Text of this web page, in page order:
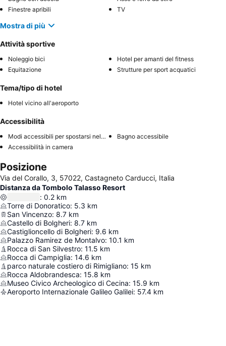
Finestre apribili
TV
Mostra di più
Attività sportive
Noleggio bici
Hotel per amanti del fitness
Equitazione
Strutture per sport acquatici
Tema/tipo di hotel
Hotel vicino all'aeroporto
Accessibilità
Modi accessibili per spostarsi nell'hotel
Bagno accessibile
Accessibilità in camera
Posizione
Via del Corallo, 3, 57022, Castagneto Carducci, Italia
Distanza da Tombolo Talasso Resort
: 0.2 km
Torre di Donoratico: 5.3 km
San Vincenzo: 8.7 km
Castello di Bolgheri: 8.7 km
Castiglioncello di Bolgheri: 9.6 km
Palazzo Ramirez de Montalvo: 10.1 km
Rocca di San Silvestro: 11.5 km
Rocca di Campiglia: 14.6 km
parco naturale costiero di Rimigliano: 15 km
Rocca Aldobrandesca: 15.8 km
Museo Civico Archeologico di Cecina: 15.9 km
Aeroporto Internazionale Galileo Galilei: 57.4 km